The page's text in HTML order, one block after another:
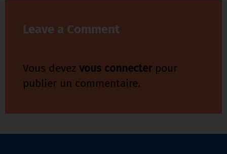
Leave a Comment
Vous devez vous connecterpour
publier un commentaire.